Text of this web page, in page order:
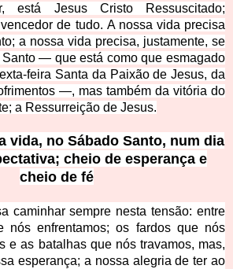
está Jesus Cristo Ressuscitado;
de tudo. A nossa vida precisa
a nossa vida precisa, justamente, se
— que está como que esmagado
feira Santa da Paixão de Jesus, da
—, mas também da vitória do
a Ressurreição de Jesus.
vida, no Sábado Santo, num dia
cheio de esperança e
cheio de fé
caminhar sempre nesta tensão: entre
nós enfrentamos; os fardos que nós
e as batalhas que nós travamos, mas,
esperança; a nossa alegria de ter ao